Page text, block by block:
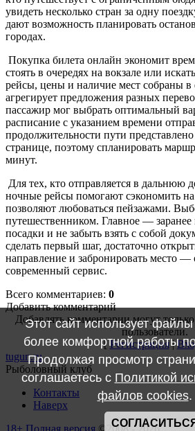
увидеть несколько стран за одну
дают возможность планировать
городах.
Покупка билета онлайн экономит
стоять в очередях на вокзале или
рейсы, цены и наличие мест собраны в
агрегирует предложения разных
пассажир мог выбрать оптимальный
расписание с указанием времени
продолжительности пути
странице, поэтому спланировать
минут.
Для тех, кто отправляется в дальнюю
ночные рейсы помогают сэкономить
позволяют любоваться пейзажами.
путешественником. Главное — заранее
посадки и не забыть взять с собой
сделать первый шаг, достаточно
направление и забронировать место —
современный сервис.
Всего комментариев: 0
Добавить комментарий
Добавлять комментарии могут
пользователи.
[Регистрация|
tugun.ru
Рыболовный клуб
Контакты
Наверх
18+ Полная версия ©2008 - 2026
Этот сайт использует
более комфортной работы
Продолжая просмотр
соглашаетесь с Политикой
файлов cookies.